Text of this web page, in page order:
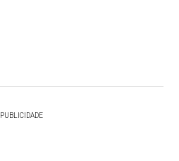
PUBLICIDADE